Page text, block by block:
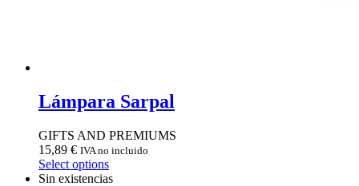
Lámpara Sarpal
GIFTS AND PREMIUMS
15,89 € IVA no incluido
Select options
Sin existencias